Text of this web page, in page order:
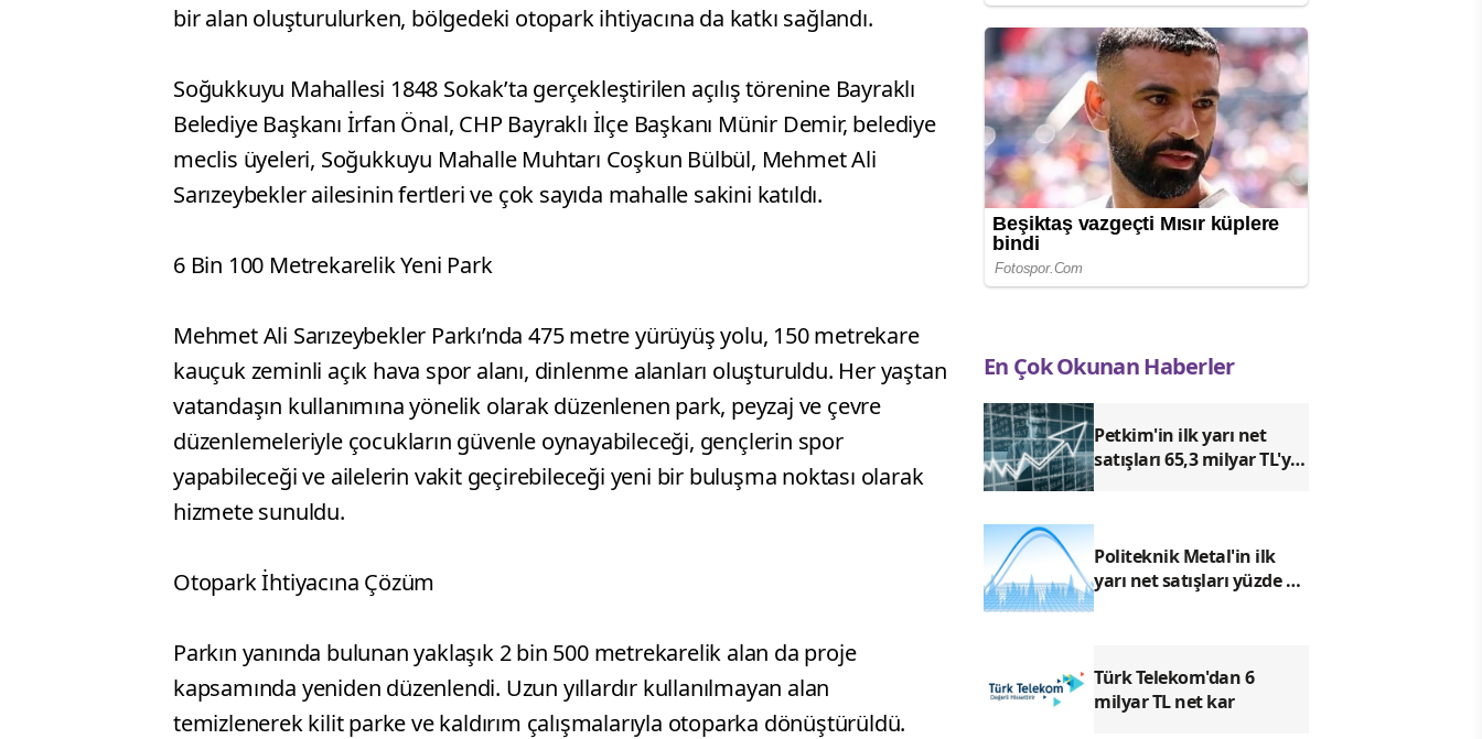
bir alan oluşturulurken, bölgedeki otopark ihtiyacına da katkı sağlandı.
Soğukkuyu Mahallesi 1848 Sokak’ta gerçekleştirilen açılış törenine Bayraklı
Belediye Başkanı İrfan Önal, CHP Bayraklı İlçe Başkanı Münir Demir, belediye
meclis üyeleri, Soğukkuyu Mahalle Muhtarı Coşkun Bülbül, Mehmet Ali
Sarızeybekler ailesinin fertleri ve çok sayıda mahalle sakini katıldı.
6 Bin 100 Metrekarelik Yeni Park
Mehmet Ali Sarızeybekler Parkı’nda 475 metre yürüyüş yolu, 150 metrekare
kauçuk zeminli açık hava spor alanı, dinlenme alanları oluşturuldu. Her yaştan
vatandaşın kullanımına yönelik olarak düzenlenen park, peyzaj ve çevre
düzenlemeleriyle çocukların güvenle oynayabileceği, gençlerin spor
yapabileceği ve ailelerin vakit geçirebileceği yeni bir buluşma noktası olarak
hizmete sunuldu.
Otopark İhtiyacına Çözüm
Parkın yanında bulunan yaklaşık 2 bin 500 metrekarelik alan da proje
kapsamında yeniden düzenlendi. Uzun yıllardır kullanılmayan alan
temizlenerek kilit parke ve kaldırım çalışmalarıyla otoparka dönüştürüldü.
En Çok Okunan Haberler
Petkim'in ilk yarı net
satışları 65,3 milyar TL'ye
Politeknik Metal'in ilk
yarı net satışları yüzde 28
Türk Telekom'dan 6
milyar TL net kar